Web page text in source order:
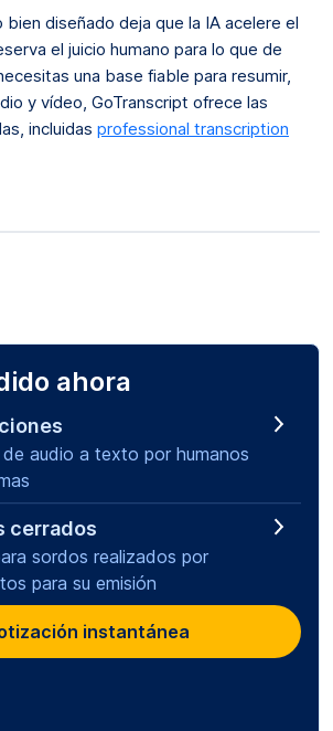
diseñado deja que la IA acelere el
el juicio humano para lo que de
una base fiable para resumir,
y vídeo, GoTranscript ofrece las
incluidas professional transcription
ahora
audio a texto por humanos
cerrados
sordos realizados por
para su emisión
instantánea